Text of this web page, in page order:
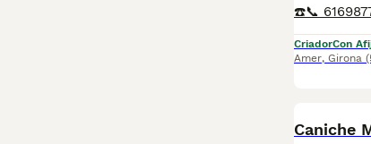
CriadorCon
Amer, Girona
Caniche